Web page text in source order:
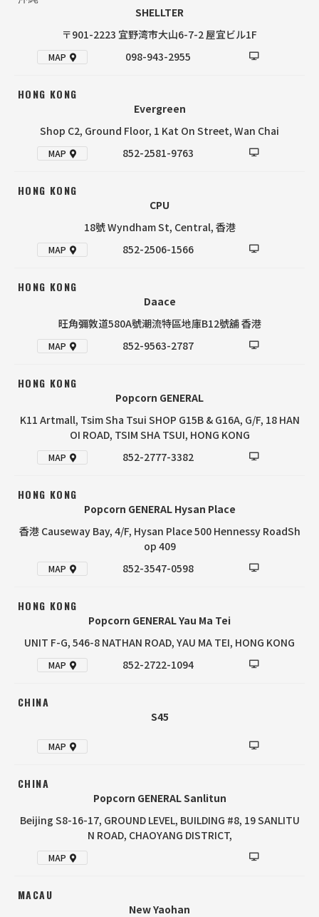
SHELLTER
〒901-2223 宜野湾市大山6-7-2 屋宜ビル1F
MAP 098-943-2955
HONG KONG
Evergreen
Shop C2, Ground Floor, 1 Kat On Street, Wan Chai
MAP 852-2581-9763
HONG KONG
CPU
18號 Wyndham St, Central, 香港
MAP 852-2506-1566
HONG KONG
Daace
旺角彌敦道580A號潮流特區地庫B12號舖 香港
MAP 852-9563-2787
HONG KONG
Popcorn GENERAL
K11 Artmall, Tsim Sha Tsui SHOP G15B & G16A, G/F, 18 HAN
OI ROAD, TSIM SHA TSUI, HONG KONG
MAP 852-2777-3382
HONG KONG
Popcorn GENERAL Hysan Place
香港 Causeway Bay, 4/F, Hysan Place 500 Hennessy RoadSh
op 409
MAP 852-3547-0598
HONG KONG
Popcorn GENERAL Yau Ma Tei
UNIT F-G, 546-8 NATHAN ROAD, YAU MA TEI, HONG KONG
MAP 852-2722-1094
CHINA
S45
MAP
CHINA
Popcorn GENERAL Sanlitun
Beijing S8-16-17, GROUND LEVEL, BUILDING #8, 19 SANLITU
N ROAD, CHAOYANG DISTRICT,
MAP
MACAU
New Yaohan